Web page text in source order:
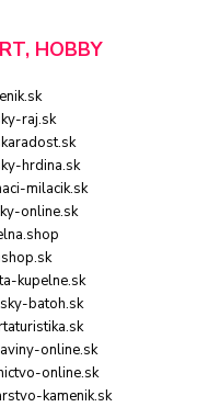
HOBBY
raj.sk
hrdina.sk
milacik.sk
online.sk
kupelne.sk
batoh.sk
online.sk
online.sk
kamenik.sk